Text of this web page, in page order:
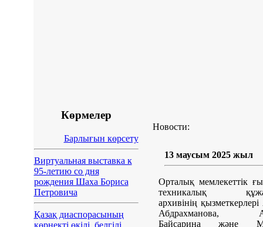
Көрмелер
Барлығын көрсету
Виртуальная выставка к
95-летию со дня
рождения Шаха Бориса
Петровича
Қазақ диаспорасының
көрнекті өкілі, белгілі
Новости:
13 маусым 2025 жыл
Орталық мемлекеттік
техникалық
архивінің
Абдрахманова,
Байсарина және